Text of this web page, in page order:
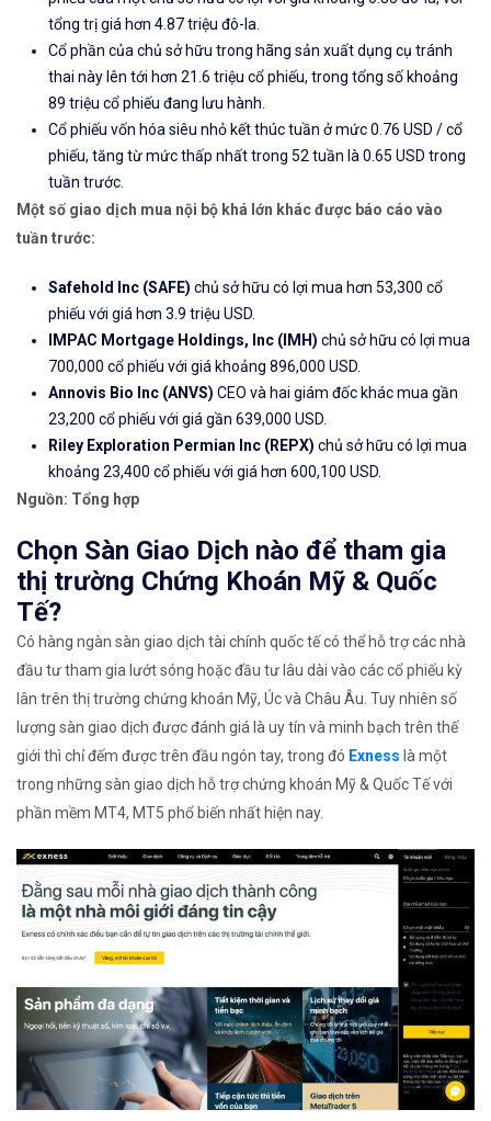
tổng trị giá hơn 4.87 triệu đô-la.
Cổ phần của chủ sở hữu trong hãng sản xuất dụng cụ tránh
thai này lên tới hơn 21.6 triệu cổ phiếu, trong tổng số khoảng
89 triệu cổ phiếu đang lưu hành.
Cổ phiếu vốn hóa siêu nhỏ kết thúc tuần ở mức 0.76 USD / cổ
phiếu, tăng từ mức thấp nhất trong 52 tuần là 0.65 USD trong
tuần trước.
Một số giao dịch mua nội bộ khá lớn khác được báo cáo vào
tuần trước:
Safehold Inc (SAFE) chủ sở hữu có lợi mua hơn 53,300 cổ
phiếu với giá hơn 3.9 triệu USD.
IMPAC Mortgage Holdings, Inc ( IMH) chủ sở hữu có lợi mua
700,000 cổ phiếu với giá khoảng 896,000 USD.
Annovis Bio Inc (ANVS) CEO và hai giám đốc khác mua gần
23,200 cổ phiếu với giá gần 639,000 USD.
Riley Exploration Permian Inc (REPX) chủ sở hữu có lợi mua
khoảng 23,400 cổ phiếu với giá hơn 600,100 USD.
Nguồn: Tổng hợp
Chọn Sàn Giao Dịch nào để tham gia
thị trường Chứng Khoán Mỹ & Quốc
Tế?
Có hàng ngàn sàn giao dịch tài chính quốc tế có thể hỗ trợ các nhà
đầu tư tham gia lướt sóng hoặc đầu tư lâu dài vào các cổ phiếu kỳ
lân trên thị trường chứng khoán Mỹ, Úc và Châu Âu. Tuy nhiên số
lượng sàn giao dịch được đánh giá là uy tín và minh bạch trên thế
giới thì chỉ đếm được trên đầu ngón tay, trong đó Exness là một
trong những sàn giao dịch hỗ trợ chứng khoán Mỹ & Quốc Tế với
phần mềm MT4, MT5 phổ biến nhất hiện nay.